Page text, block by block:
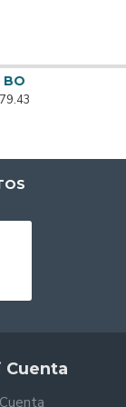
- Rosa Gold
BO
Cuenta